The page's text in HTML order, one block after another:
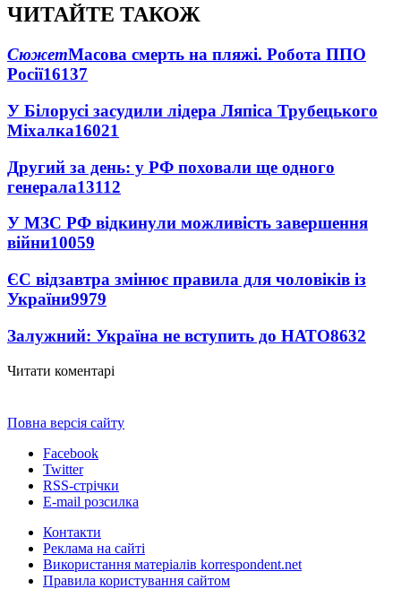
ЧИТАЙТЕ ТАКОЖ
СюжетМасова смерть на пляжі. Робота ППО
Росії16137
У Білорусі засудили лідера Ляпіса Трубецького
Міхалка16021
Другий за день: у РФ поховали ще одного
генерала13112
У МЗС РФ відкинули можливість завершення
війни10059
ЄС відзавтра змінює правила для чоловіків із
України9979
Залужний: Україна не вступить до НАТО8632
Читати коментарі
Повна версія сайту
Facebook
Twitter
RSS-стрічки
E-mail розсилка
Контакти
Реклама на сайті
Використання матеріалів korrespondent.net
Правила користування сайтом